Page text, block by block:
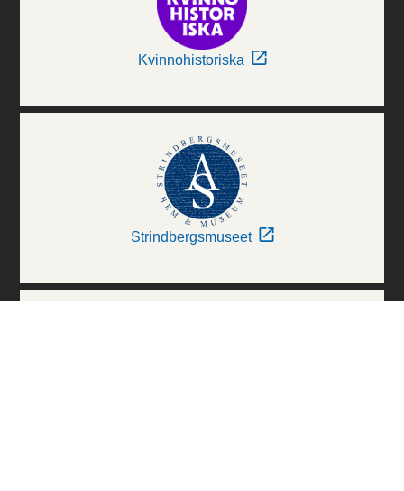
Kvinnohistoriska
Strindbergsmuseet